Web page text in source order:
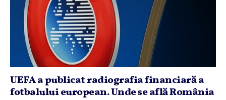
UEFA a publicat radiografia financiară a
fotbalului european. Unde se află România